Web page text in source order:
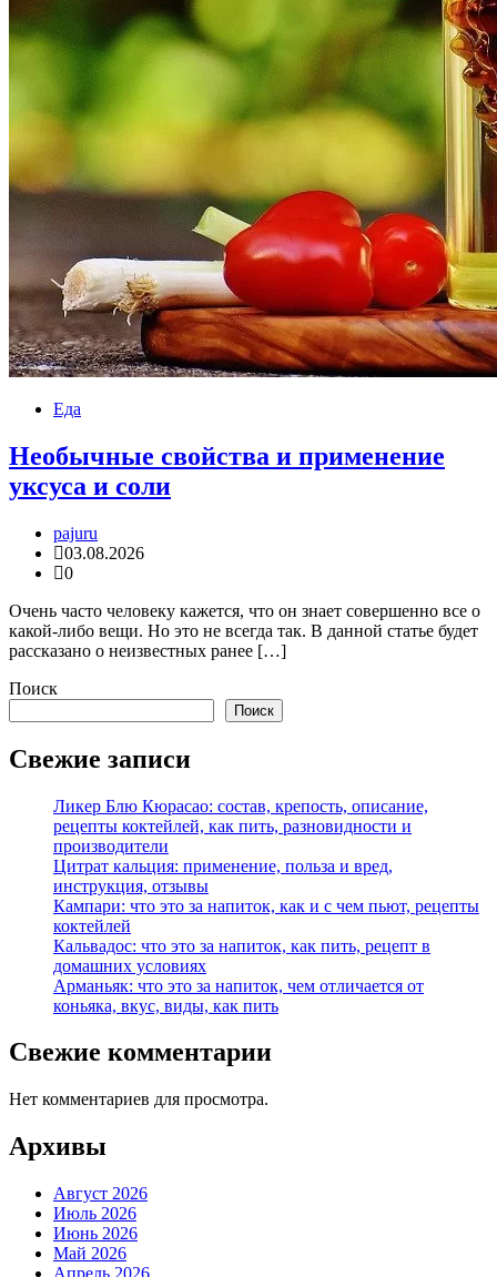
Еда
Необычные свойства и применение
уксуса и соли
pajuru
03.08.2026
0
Очень часто человеку кажется, что он знает совершенно все о
какой-либо вещи. Но это не всегда так. В данной статье будет
рассказано о неизвестных ранее […]
Поиск
Поиск
Свежие записи
Ликер Блю Кюрасао: состав, крепость, описание,
рецепты коктейлей, как пить, разновидности и
производители
Цитрат кальция: применение, польза и вред,
инструкция, отзывы
Кампари: что это за напиток, как и с чем пьют, рецепты
коктейлей
Кальвадос: что это за напиток, как пить, рецепт в
домашних условиях
Арманьяк: что это за напиток, чем отличается от
коньяка, вкус, виды, как пить
Свежие комментарии
Нет комментариев для просмотра.
Архивы
Август 2026
Июль 2026
Июнь 2026
Май 2026